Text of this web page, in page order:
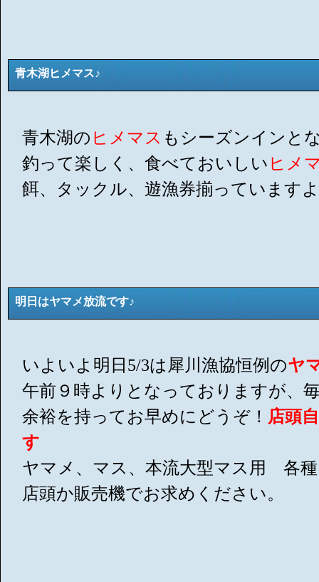
青木湖ヒメマス♪
青木湖の ヒメマス もシーズンインと
釣って楽しく、食べておいしい ヒメ
餌、タックル、遊漁券揃っていますよ
明日はヤマメ放流です♪
いよいよ明日5/3は犀川漁協恒例のヤ
午前９時よりとなっておりますが、
余裕を持ってお早めにどうぞ！ 店頭
す
ヤマメ、マス、本流大型マス用 各
店頭か販売機でお求めくださ い。